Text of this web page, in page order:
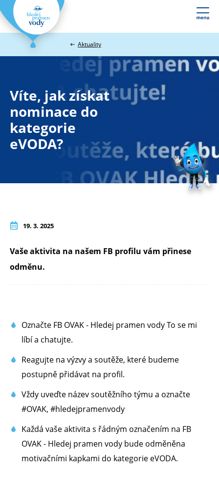
Webové
stránky
míru
Aktuality
Víte, jak získat
nominace do
kategorie
eVODA?
19. 3. 2025
Vaše aktivita na našem FB profilu vám přinese
odměnu.
Označte FB OVAK - Hledej pramen vody To se mi
líbí a chatujte.
Reagujte na výzvy a soutěže, které budeme
postupně přidávat na profil.
Vždy uveďte název soutěžního týmu a označte
#OVAK, #hledejpramenvody
Každá vaše aktivita s řádným označením na FB
OVAK - Hledej pramen vody bude odměněna
motivačními kapkami do kategorie eVODA.